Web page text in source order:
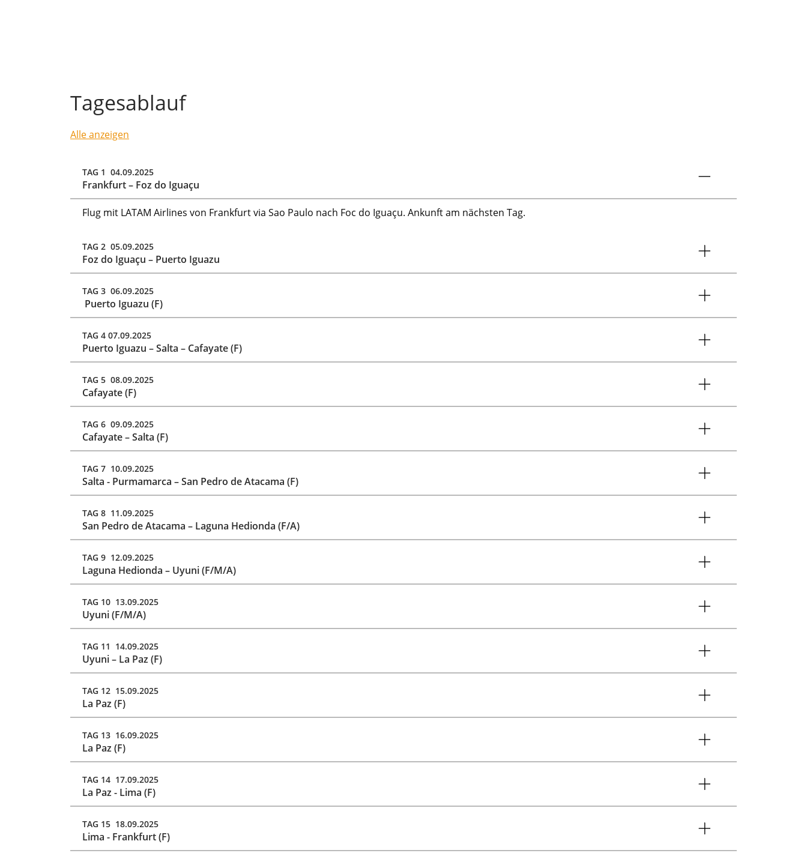
Tagesablauf
Alle anzeigen
TAG 1 04.09.2025
Frankfurt – Foz do Iguaçu
Flug mit LATAM Airlines von Frankfurt via Sao Paulo nach Foc do Iguaçu. Ankunft am nächsten Tag.
TAG 2 05.09.2025
Foz do Iguaçu – Puerto Iguazu
TAG 3 06.09.2025
Puerto Iguazu (F)
TAG 4 07.09.2025
Puerto Iguazu – Salta – Cafayate (F)
TAG 5 08.09.2025
Cafayate (F)
TAG 6 09.09.2025
Cafayate – Salta (F)
TAG 7 10.09.2025
Salta - Purmamarca – San Pedro de Atacama (F)
TAG 8 11.09.2025
San Pedro de Atacama – Laguna Hedionda (F/A)
TAG 9 12.09.2025
Laguna Hedionda – Uyuni (F/M/A)
TAG 10 13.09.2025
Uyuni (F/M/A)
TAG 11 14.09.2025
Uyuni – La Paz (F)
TAG 12 15.09.2025
La Paz (F)
TAG 13 16.09.2025
La Paz (F)
TAG 14 17.09.2025
La Paz - Lima (F)
TAG 15 18.09.2025
Lima - Frankfurt (F)